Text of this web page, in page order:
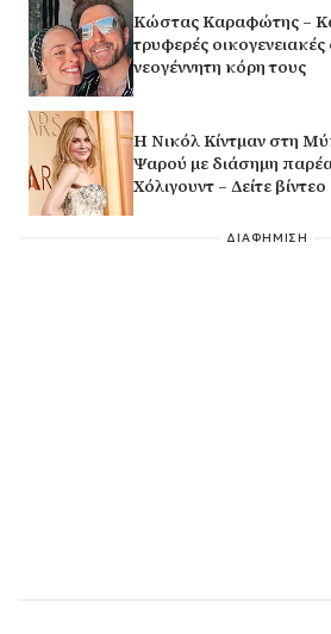
Κώστας Καραφώτης –
τρυφερές οικογενειακές
νεογέννητη κόρη τους
H Νικόλ Κίντμαν στη
Ψαρού με διάσημη
Χόλιγουντ – Δείτε βίντεο
ΔΙΑΦΗΜΙΣΗ